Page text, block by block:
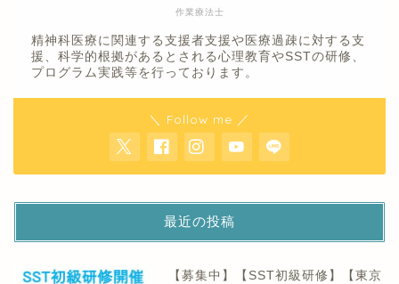
作業療法士
精神科医療に関連する支援者支援や医療過疎に対する支
援、科学的根拠があるとされる心理教育やSSTの研修、
プログラム実践等を行っております。
＼ Follow me ／
最近の投稿
【募集中】【SST初級研修】【東京